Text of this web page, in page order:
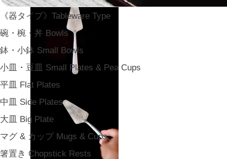
《器タイプ》Tableware Type
碗・椀・丼 Bowls
鉢・小鉢 Small Bowls
小皿・豆皿 Small Plates & Pea Cups
平皿 Flat Plates
中皿 Side Plates
大皿 Big Plate
マグ & カップ Mugs & Cups
箸置き Chopstick Rests